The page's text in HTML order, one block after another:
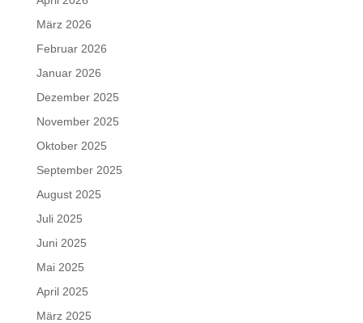
März 2026
Februar 2026
Januar 2026
Dezember 2025
November 2025
Oktober 2025
September 2025
August 2025
Juli 2025
Juni 2025
Mai 2025
April 2025
März 2025